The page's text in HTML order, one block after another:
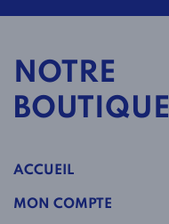
NOTRE
BOUTIQUE
ACCUEIL
MON COMPTE